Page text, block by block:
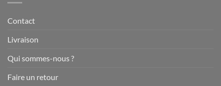
Contact
Livraison
Qui sommes-nous ?
Faire un retour